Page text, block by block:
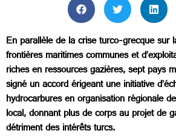
En parallèle de la crise turco-grecque sur
frontières maritimes communes et
riches en ressources gazières, sept pays
signé un accord érigeant une initiative
hydrocarbures en organisation régionale
local, donnant plus de corps au projet de
détriment des intérêts turcs.